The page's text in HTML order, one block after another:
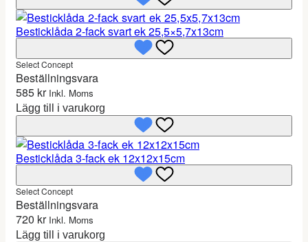
Besticklåda 2-fack svart ek 25,5×5,7x13cm
Select Concept
Beställningsvara
585 kr Inkl. Moms
Lägg till i varukorg
Besticklåda 3-fack ek 12x12x15cm
Select Concept
Beställningsvara
720 kr Inkl. Moms
Lägg till i varukorg